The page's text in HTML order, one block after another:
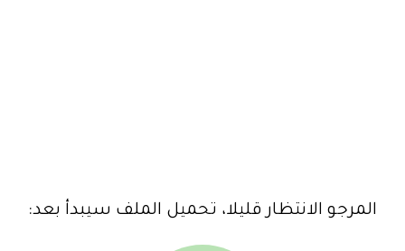
المرجو الانتظار قليلا، تحميل الملف سيبدأ بعد: